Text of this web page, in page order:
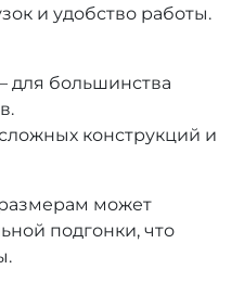
и удобство работы.
для большинства
конструкций и
может
подгонки, что